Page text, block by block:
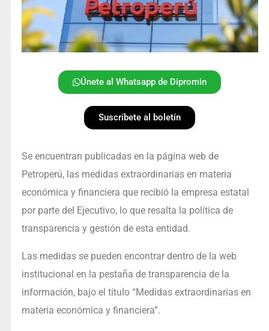
Únete al Whatsapp de Dipromin
Suscríbete al boletín
Se encuentran publicadas en la página web de
Petroperú, las medidas extraordinarias en materia
económica y financiera que recibió la empresa estatal
por parte del Ejecutivo, lo que resalta la política de
transparencia y gestión de esta entidad.
Las medidas se pueden encontrar dentro de la web
institucional en la pestaña de transparencia de la
información, bajo el título “Medidas extraordinarias en
materia económica y financiera”.